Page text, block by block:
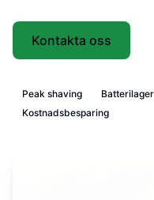
Kontakta oss
Peak shaving Batterilager
Kostnadsbesparing